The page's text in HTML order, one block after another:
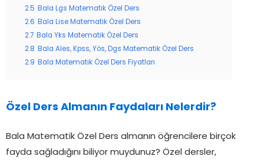
2.5
Bala Lgs Matematik Özel Ders
2.6
Bala Lise Matematik Özel Ders
2.7 Bala Yks Matematik Özel Ders
2.8
Bala Ales, Kpss, Yös, Dgs Matematik Özel Ders
2.9
Bala Matematik Özel Ders Fiyatları
Özel Ders Almanın Faydaları Nelerdir?
Bala Matematik Özel Ders almanın öğrencilere birçok
fayda sağladığını biliyor muydunuz? Özel dersler,